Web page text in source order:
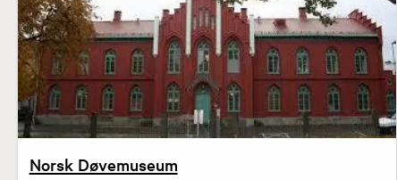
Norsk Døvemuseum